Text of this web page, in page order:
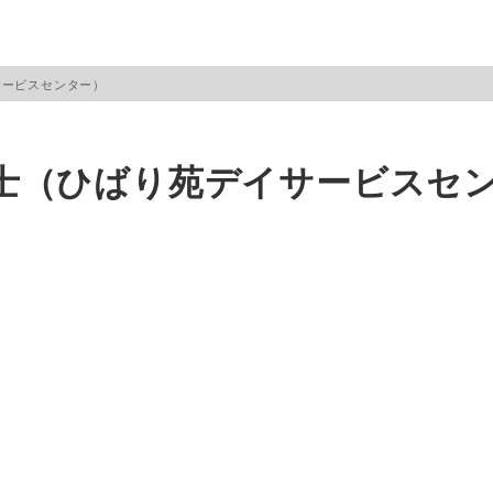
ビスセンター）
（ひばり苑デイサービスセ